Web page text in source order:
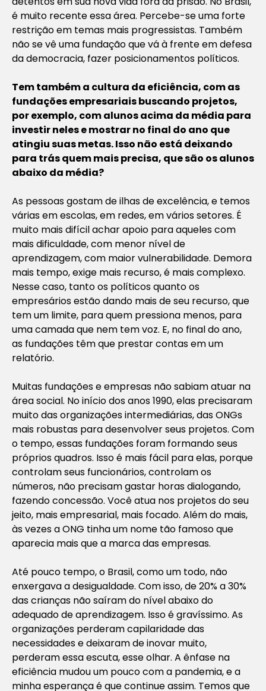
é muito recente essa área. Percebe-se uma forte
restrição em temas mais progressistas. Também
não se vê uma fundação que vá à frente em defesa
da democracia, fazer posicionamentos políticos.
Tem também a cultura da eficiência, com as
fundações empresariais buscando projetos,
por exemplo, com alunos acima da média para
investir neles e mostrar no final do ano que
atingiu suas metas. Isso não está deixando
para trás quem mais precisa, que são os alunos
abaixo da média?
As pessoas gostam de ilhas de excelência, e temos
várias em escolas, em redes, em vários setores. É
muito mais difícil achar apoio para aqueles com
mais dificuldade, com menor nível de
aprendizagem, com maior vulnerabilidade. Demora
mais tempo, exige mais recurso, é mais complexo.
Nesse caso, tanto os políticos quanto os
empresários estão dando mais de seu recurso, que
tem um limite, para quem pressiona menos, para
uma camada que nem tem voz. E, no final do ano,
as fundações têm que prestar contas em um
relatório.
Muitas fundações e empresas não sabiam atuar na
área social. No início dos anos 1990, elas precisaram
muito das organizações intermediárias, das ONGs
mais robustas para desenvolver seus projetos. Com
o tempo, essas fundações foram formando seus
próprios quadros. Isso é mais fácil para elas, porque
controlam seus funcionários, controlam os
números, não precisam gastar horas dialogando,
fazendo concessão. Você atua nos projetos do seu
jeito, mais empresarial, mais focado. Além do mais,
às vezes a ONG tinha um nome tão famoso que
aparecia mais que a marca das empresas.
Até pouco tempo, o Brasil, como um todo, não
enxergava a desigualdade. Com isso, de 20% a 30%
das crianças não saíram do nível abaixo do
adequado de aprendizagem. Isso é gravíssimo. As
organizações perderam capilaridade das
necessidades e deixaram de inovar muito,
perderam essa escuta, esse olhar. A ênfase na
eficiência mudou um pouco com a pandemia, e a
minha esperança é que continue assim. Temos que